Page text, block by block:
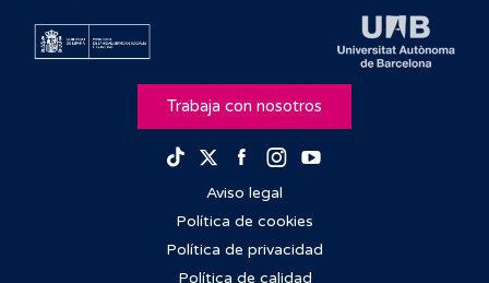
Trabaja con nosotros
TikTokTwitterFacebook
Instagram
Aviso legal
Política de cookies
Política de privacidad
Política de calidad